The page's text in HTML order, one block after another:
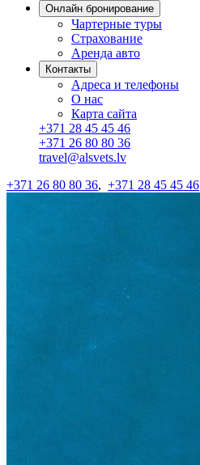
Онлайн бронирование
Чартерные туры
Страхование
Аренда авто
Контакты
Адреса и телефоны
О нас
Карта сайта
+371 28 45 45 46
+371 26 80 80 36
travel@alsvets.lv
+371 26 80 80 36, +371 28 45 45 46